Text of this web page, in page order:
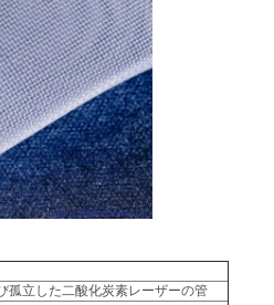
孤立した二酸化炭素レーザーの管